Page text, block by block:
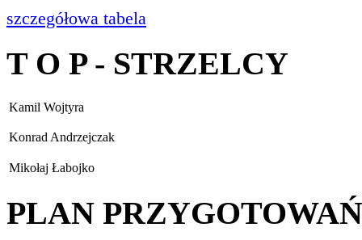
szczegółowa tabela
T O P - STRZELCY
Kamil Wojtyra
Konrad Andrzejczak
Mikołaj Łabojko
PLAN PRZYGOTOWAŃ